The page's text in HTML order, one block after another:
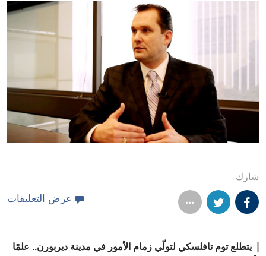
to
شارك
عرض التعليقات
يتطلع توم تافلسكي لتولّي زمام الأمور في مدينة ديربورن.. علمًا